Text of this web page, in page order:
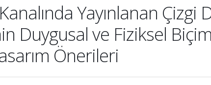
Yayınlanan
Duygusal ve Fiziksel
Önerileri